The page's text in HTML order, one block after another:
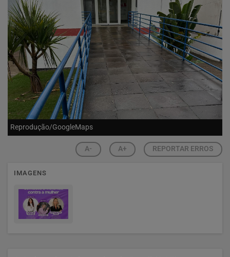
Reprodução/GoogleMaps
A- A+ REPORTAR ERROS
IMAGENS